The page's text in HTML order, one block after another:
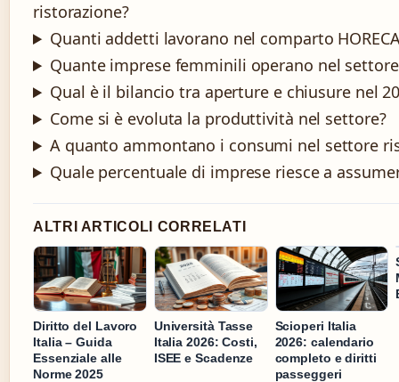
ristorazione?
Quanti addetti lavorano nel comparto
Quante imprese femminili operano nel
Qual è il bilancio tra aperture e chiusure nel
Come si è evoluta la produttività nel settore?
A quanto ammontano i consumi nel settore
Quale percentuale di imprese riesce a
ALTRI ARTICOLI CORRELATI
Diritto del Lavoro
Italia – Guida
Essenziale alle
Norme 2025
Università Tasse
Italia 2026: Costi,
ISEE e Scadenze
Scioperi Italia
2026: calendario
completo e diritti
passeggeri